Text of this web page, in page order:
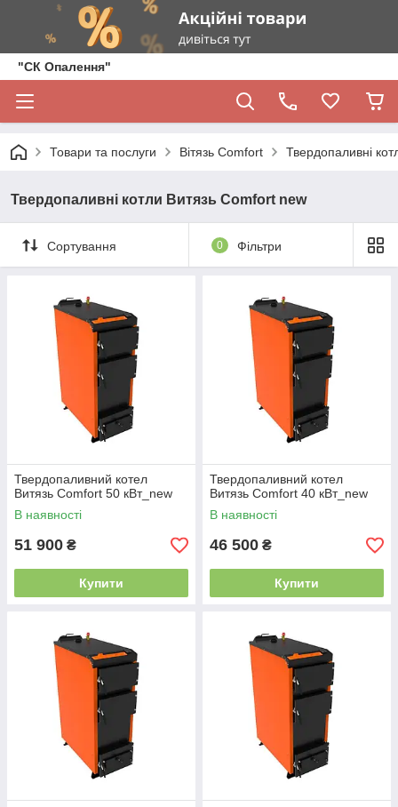
"СК Опалення"
Товари та послуги Вітязь Comfort Твердопаливні
Твердопаливні котли Витязь Comfort new
Сортування 0 Фільтри
Твердопаливний котел
Витязь Comfort 50 кВт_new
В наявності
51 900 ₴
Купити
Твердопаливний котел
Витязь Comfort 40 кВт_new
В наявності
46 500 ₴
Купити